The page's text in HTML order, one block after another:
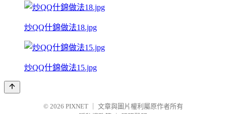
炒QQ什錦做法18.jpg
炒QQ什錦做法15.jpg
© 2026 PIXNET
文章與圖片權利屬原作者所有